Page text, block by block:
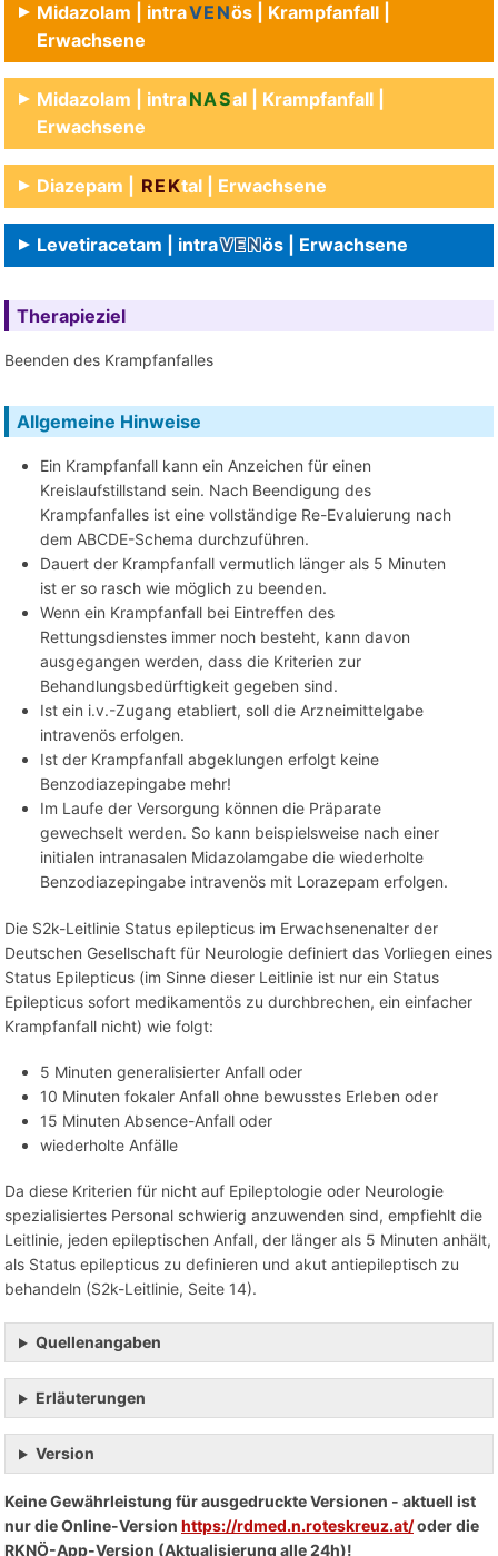
Midazolam | intraVENös | Krampfanfall |
Erwachsene
Midazolam | intraNASal | Krampfanfall |
Erwachsene
Diazepam | REKtal | Erwachsene
Levetiracetam | intraVENös | Erwachsene
Therapieziel
Beenden des Krampfanfalles
Allgemeine Hinweise
Ein Krampfanfall kann ein Anzeichen für einen
Kreislaufstillstand sein. Nach Beendigung des
Krampfanfalles ist eine vollständige Re-Evaluierung nach
dem ABCDE-Schema durchzuführen.
Dauert der Krampfanfall vermutlich länger als 5 Minuten
ist er so rasch wie möglich zu beenden.
Wenn ein Krampfanfall bei Eintreffen des
Rettungsdienstes immer noch besteht, kann davon
ausgegangen werden, dass die Kriterien zur
Behandlungsbedürftigkeit gegeben sind.
Ist ein i.v.-Zugang etabliert, soll die Arzneimittelgabe
intravenös erfolgen.
Ist der Krampfanfall abgeklungen erfolgt keine
Benzodiazepingabe mehr!
Im Laufe der Versorgung können die Präparate
gewechselt werden. So kann beispielsweise nach einer
initialen intranasalen Midazolamgabe die wiederholte
Benzodiazepingabe intravenös mit Lorazepam erfolgen.
Die S2k-Leitlinie Status epilepticus im Erwachsenenalter der
Deutschen Gesellschaft für Neurologie definiert das Vorliegen eines
Status Epilepticus (im Sinne dieser Leitlinie ist nur ein Status
Epilepticus sofort medikamentös zu durchbrechen, ein einfacher
Krampfanfall nicht) wie folgt:
5 Minuten generalisierter Anfall oder
10 Minuten fokaler Anfall ohne bewusstes Erleben oder
15 Minuten Absence-Anfall oder
wiederholte Anfälle
Da diese Kriterien für nicht auf Epileptologie oder Neurologie
spezialisiertes Personal schwierig anzuwenden sind, empfiehlt die
Leitlinie, jeden epileptischen Anfall, der länger als 5 Minuten anhält,
als Status epilepticus zu definieren und akut antiepileptisch zu
behandeln (S2k-Leitlinie, Seite 14).
Quellenangaben
Erläuterungen
Version
Keine Gewährleistung für ausgedruckte Versionen - aktuell ist
nur die Online-Version https://rdmed.n.roteskreuz.at/oder die
RKNÖ-App-Version (Aktualisierung alle 24h)!